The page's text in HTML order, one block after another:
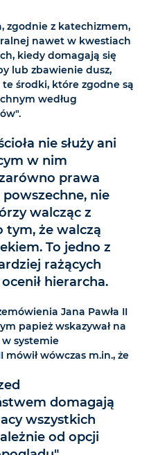
zgodnie z katechizmem,
nawet w kwestiach
kiedy domagają się
lub zbawienie dusz,
środki, które zgodne są
według
nie służy ani
w nim
prawa
nie
walcząc z
tym, że walczą
To jedno z
rażących
hierarcha.
Jana Pawła II
papież wskazywał na
systemie
wówczas m.in., że
domagają
wszystkich
od opcji